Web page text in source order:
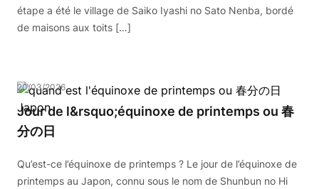
étape a été le village de Saiko Iyashi no Sato Nenba, bordé
de maisons aux toits […]
20/03/2026
Jour de l&rsquo;équinoxe de printemps ou 春
分の日
Qu’est-ce l’équinoxe de printemps ? Le jour de l’équinoxe de
printemps au Japon, connu sous le nom de Shunbun no Hi